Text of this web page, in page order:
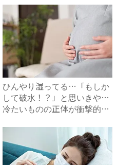
ひんやり湿ってる…「もしか
して破水！？」と思いきや…
冷たいものの正体が衝撃的す